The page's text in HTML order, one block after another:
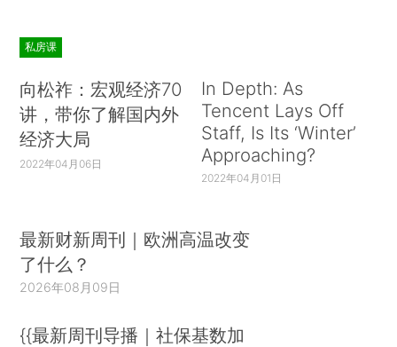
私房课
向松祚：宏观经济70
讲，带你了解国内外
经济大局
2022年04月06日
In Depth: As
Tencent Lays Off
Staff, Is Its ‘Winter’
Approaching?
2022年04月01日
最新财新周刊｜欧洲高温改变
了什么？
2026年08月09日
{{最新周刊导播｜社保基数加